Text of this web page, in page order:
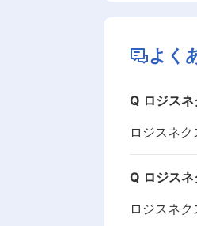
よく
Q ロジス
ロジスネ
Q ロジス
ロジスネ